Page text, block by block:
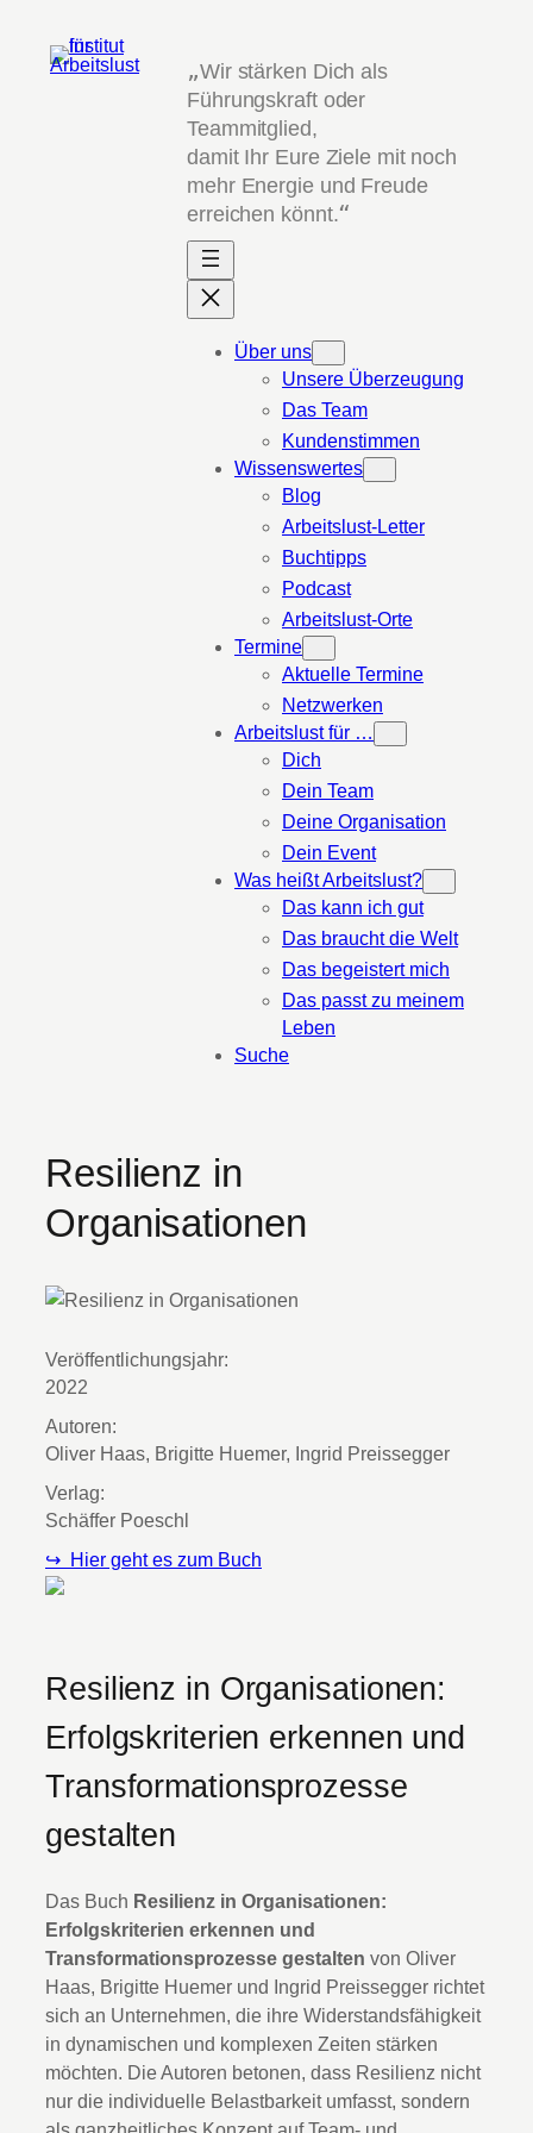
Inhalt
springen
„Wir stärken Dich als
Führungskraft oder
Teammitglied,
damit Ihr Eure Ziele mit noch
mehr Energie und Freude
erreichen könnt.“
Über uns
Unsere Überzeugung
Das Team
Kundenstimmen
Wissenswertes
Blog
Arbeitslust-Letter
Buchtipps
Podcast
Arbeitslust-Orte
Termine
Aktuelle Termine
Netzwerken
Arbeitslust für …
Dich
Dein Team
Deine Organisation
Dein Event
Was heißt Arbeitslust?
Das kann ich gut
Das braucht die Welt
Das begeistert mich
Das passt zu meinem
Leben
Suche
Resilienz in
Organisationen
Veröffentlichungsjahr:
2022
Autoren:
Oliver Haas, Brigitte Huemer, Ingrid Preissegger
Verlag:
Schäffer Poeschl
↪ Hier geht es zum Buch
Resilienz in Organisationen:
Erfolgskriterien erkennen und
Transformationsprozesse
gestalten
Das Buch Resilienz in Organisationen:
Erfolgskriterien erkennen und
Transformationsprozesse gestalten von Oliver
Haas, Brigitte Huemer und Ingrid Preissegger richtet
sich an Unternehmen, die ihre Widerstandsfähigkeit
in dynamischen und komplexen Zeiten stärken
möchten. Die Autoren betonen, dass Resilienz nicht
nur die individuelle Belastbarkeit umfasst, sondern